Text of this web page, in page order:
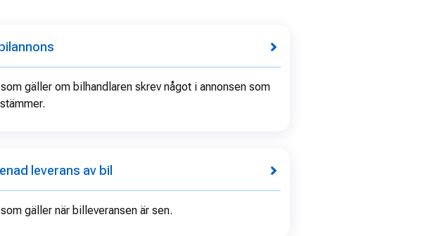
gäller om bilhandlaren skrev något i annonsen som
leverans av bil
gäller när billeveransen är sen.